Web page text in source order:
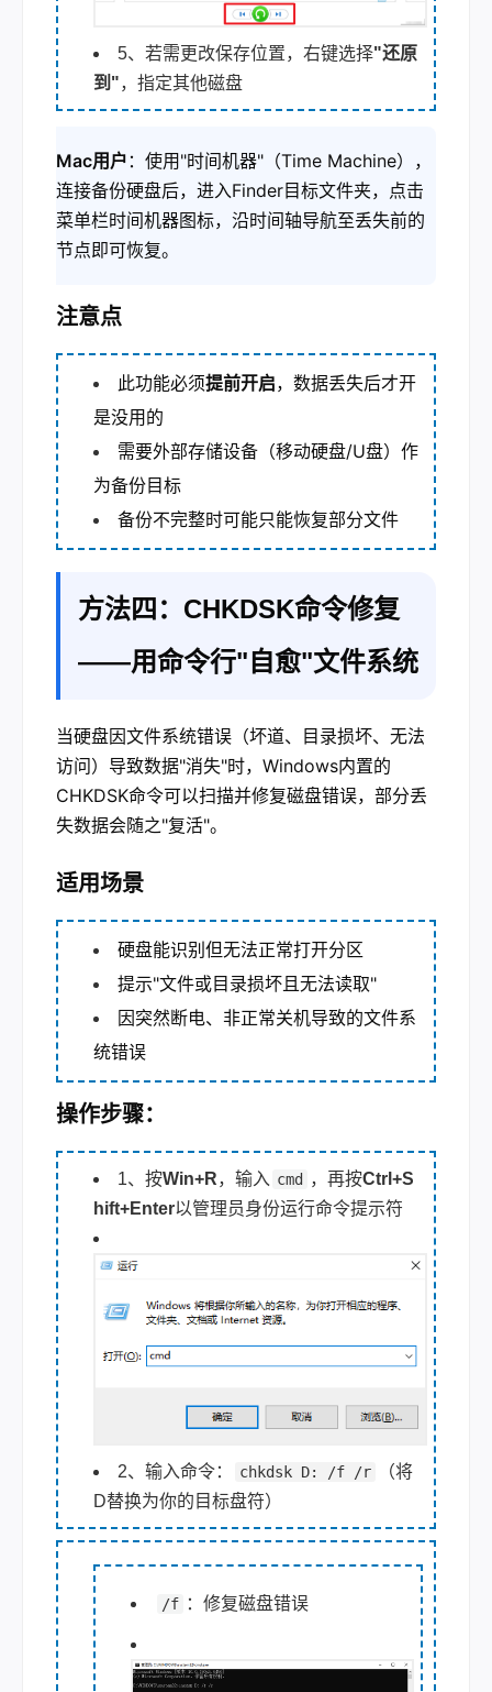
5、若需更改保存位置，右键选择"还原
到"，指定其他磁盘
Mac用户 ：使用"时间机器"（Time Machine），
连接备份硬盘后，进入Finder目标文件夹，点击
菜单栏时间机器图标，沿时间轴导航至丢失前的
节点即可恢复。
注意点
此功能必须提前开启，数据丢失后才开
是没用的
需要外部存储设备（移动硬盘/U盘）作
为备份目标
备份不完整时可能只能恢复部分文件
方法四：CHKDSK命令修复
——用命令行"自愈"文件系统
当硬盘因文件系统错误（坏道、目录损坏、无法
访问）导致数据"消失"时，Windows内置的
CHKDSK命令可以扫描并修复磁盘错误，部分丢
失数据会随之"复活"。
适用场景
硬盘能识别但无法正常打开分区
提示"文件或目录损坏且无法读取"
因突然断电、非正常关机导致的文件系
统错误
操作步骤：
1、按Win+R，输入 cmd ，再按Ctrl+S
hift+Enter以管理员身份运行命令提示符
2、输入命令： chkdsk D: /f /r
（将
D替换为你的目标盘符）
/f ：修复磁盘错误